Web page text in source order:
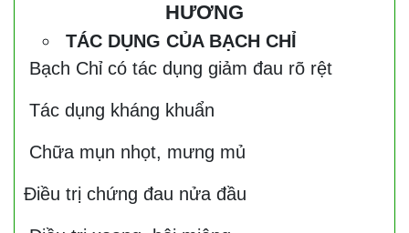
HƯƠNG
TÁC DỤNG CỦA BẠCH CHỈ
Bạch Chỉ có tác dụng giảm đau rõ rệt
Tác dụng kháng khuẩn
Chữa mụn nhọt, mưng mủ
Điều trị chứng đau nửa đầu